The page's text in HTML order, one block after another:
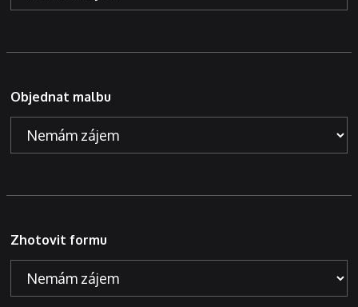
Objednat malbu
Zhotovit formu